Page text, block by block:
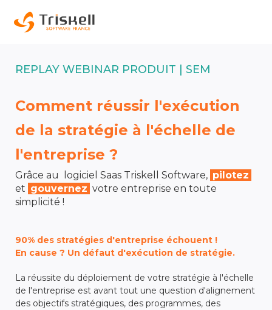
REPLAY WEBINAR PRODUIT | SEM
Comment réussir l'exécution
de la stratégie à l'échelle de
l'entreprise ?
Grâce au logiciel Saas Triskell Software, pilotez
et gouvernez votre entreprise en toute
simplicité !
90% des stratégies d'entreprise échouent !
En cause ? Un défaut d'exécution de stratégie.
La réussite du déploiement de votre stratégie à l'échelle
de l'entreprise est avant tout une question d'alignement
des objectifs stratégiques, des programmes, des